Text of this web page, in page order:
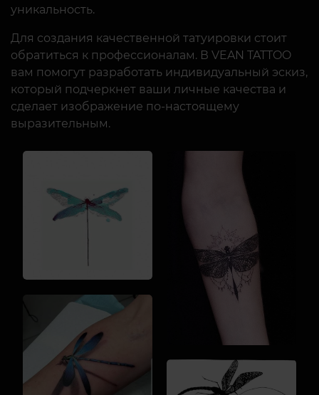
уникальность.
Для создания качественной татуировки стоит
обратиться к профессионалам. В VEAN TATTOO
вам помогут разработать индивидуальный эскиз,
который подчеркнет ваши личные качества и
сделает изображение по-настоящему
выразительным.